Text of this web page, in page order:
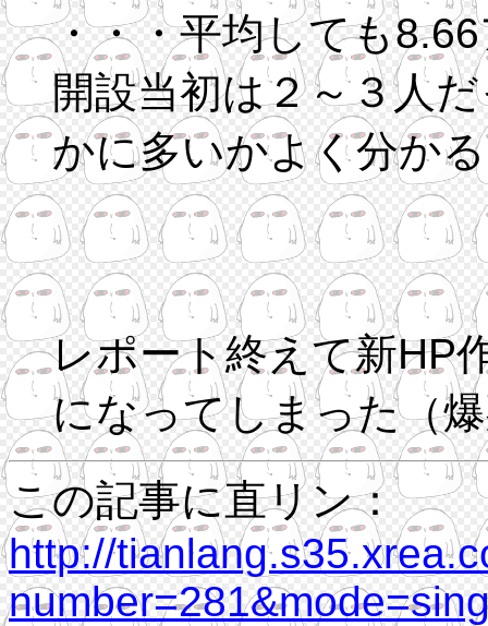
・・・平均しても
開設当初は２～３人
かに多いかよく分か
レポート終えて新HP
になってしまった（
この記事に直リン：
http://